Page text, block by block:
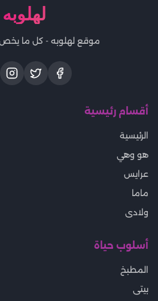
لهلوبه
موقع لهلوبه - كل ما يخص
أقسام رئيسية
الرئيسية
هو وهي
عرايس
ماما
ولادى
أسلوب حياة
المطبخ
بيتى